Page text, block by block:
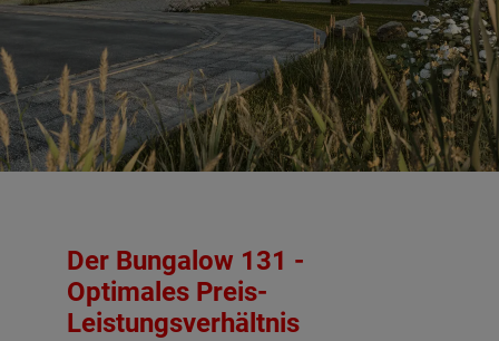
Der Bungalow 131 -
Optimales Preis-
Leistungsverhältnis